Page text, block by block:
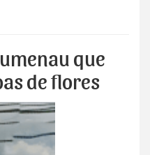
que
de flores